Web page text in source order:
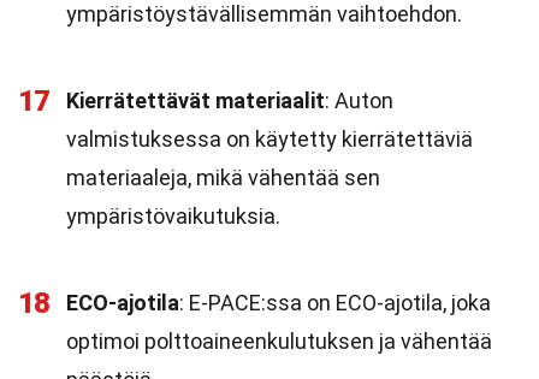
ympäristöystävällisemmän vaihtoehdon.
17 Kierrätettävät materiaalit: Auton
valmistuksessa on käytetty kierrätettäviä
materiaaleja, mikä vähentää sen
ympäristövaikutuksia.
18 ECO-ajotila: E-PACE:ssa on ECO-ajotila, joka
optimoi polttoaineenkulutuksen ja vähentää